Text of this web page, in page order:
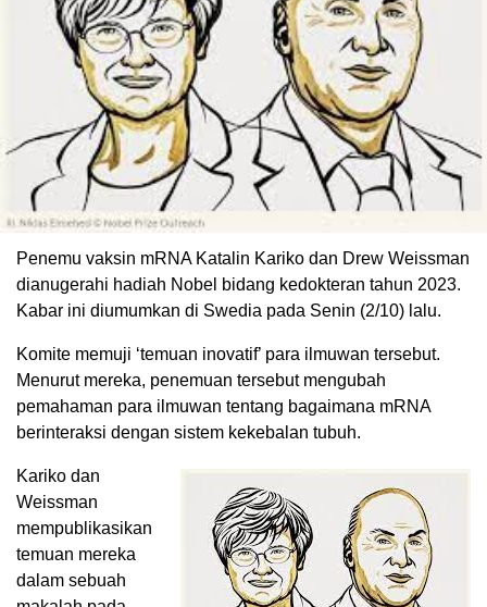
Penemu vaksin mRNA Katalin Kariko dan Drew Weissman
dianugerahi hadiah Nobel bidang kedokteran tahun 2023.
Kabar ini diumumkan di Swedia pada Senin (2/10) lalu.
Komite memuji ‘temuan inovatif’ para ilmuwan tersebut.
Menurut mereka, penemuan tersebut mengubah
pemahaman para ilmuwan tentang bagaimana mRNA
berinteraksi dengan sistem kekebalan tubuh.
Kariko dan
Weissman
mempublikasikan
temuan mereka
dalam sebuah